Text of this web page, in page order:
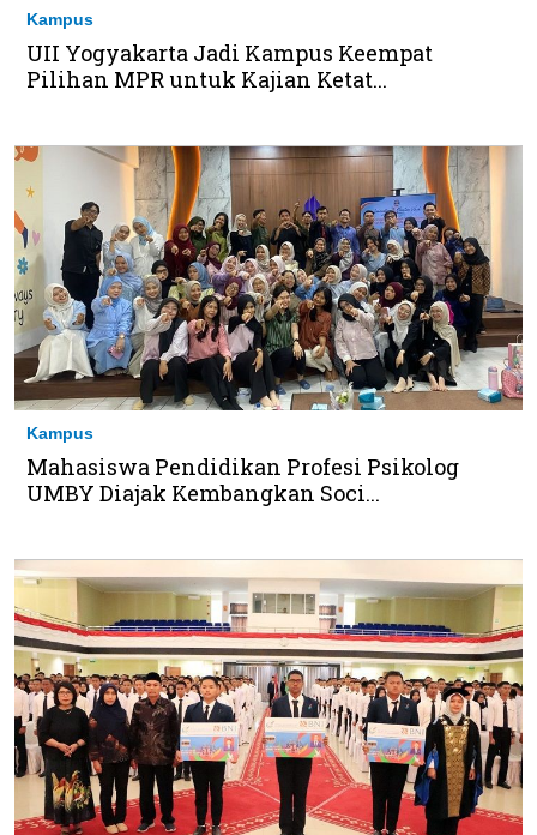
Kampus
UII Yogyakarta Jadi Kampus Keempat
Pilihan MPR untuk Kajian Ketat...
Kampus
Mahasiswa Pendidikan Profesi Psikolog
UMBY Diajak Kembangkan Soci...